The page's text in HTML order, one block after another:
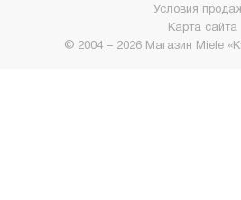
© 2004 – 2026 Магазин Miele
Условия
Карта сайта